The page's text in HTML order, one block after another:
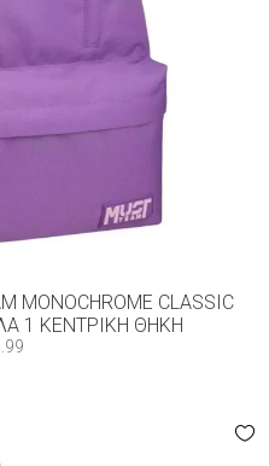
MONOCHROME CLASSIC
1 ΚΕΝΤΡΙΚΉ ΘΉΚΗ